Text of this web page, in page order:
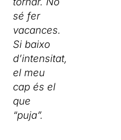
sé fer
vacances.
Si baixo
d’intensitat,
el meu
cap és el
que
“puja”.